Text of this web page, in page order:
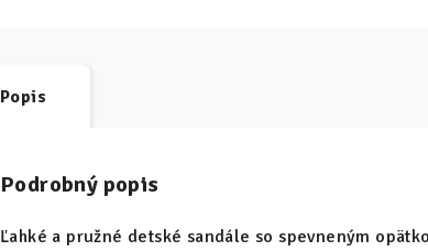
Popis
Podrobný popis
Ľahké a pružné detské sandále so spevneným